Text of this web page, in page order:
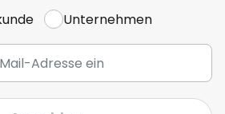
Unternehmen